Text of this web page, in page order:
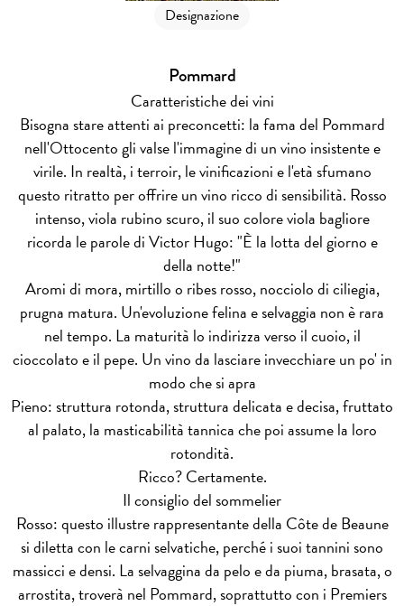
Designazione
Pommard
Caratteristiche dei vini
Bisogna stare attenti ai preconcetti: la fama del Pommard
nell'Ottocento gli valse l'immagine di un vino insistente e
virile. In realtà, i terroir, le vinificazioni e l'età sfumano
questo ritratto per offrire un vino ricco di sensibilità. Rosso
intenso, viola rubino scuro, il suo colore viola bagliore
ricorda le parole di Victor Hugo: "È la lotta del giorno e
della notte!"
Aromi di mora, mirtillo o ribes rosso, nocciolo di ciliegia,
prugna matura. Un'evoluzione felina e selvaggia non è rara
nel tempo. La maturità lo indirizza verso il cuoio, il
cioccolato e il pepe. Un vino da lasciare invecchiare un po' in
modo che si apra
Pieno: struttura rotonda, struttura delicata e decisa, fruttato
al palato, la masticabilità tannica che poi assume la loro
rotondità.
Ricco? Certamente.
Il consiglio del sommelier
Rosso: questo illustre rappresentante della Côte de Beaune
si diletta con le carni selvatiche, perché i suoi tannini sono
massicci e densi. La selvaggina da pelo e da piuma, brasata, o
arrostita, troverà nel Pommard, soprattutto con i Premiers